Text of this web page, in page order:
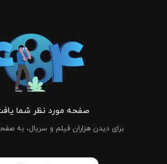
صفحه مورد نظر شما
برای دیدن هزاران فیلم و سریال، به